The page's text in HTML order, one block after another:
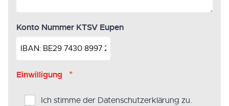
Konto Nummer KTSV Eupen
Einwilligung *
Ich stimme der Datenschutzerklärung zu.